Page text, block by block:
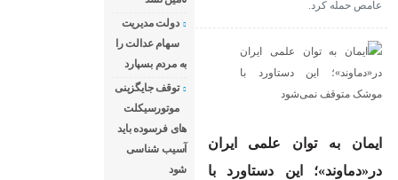
عامص حمله کرد.
ایمان به توان علمی ایران
در«دماوند»؛ این دستاورد با
دولت مدیریت
سهام عدالت را
به مردم بسپارد
توقف جایگزینی
موتورسیکلت
های فرسوده باید
آسیب شناسی
شود